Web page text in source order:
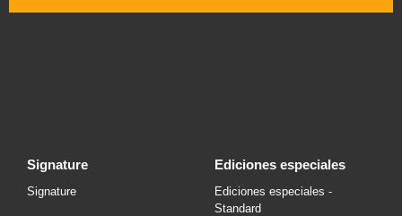
signature
Signature
ediciones especiales
Ediciones especiales -
Standard